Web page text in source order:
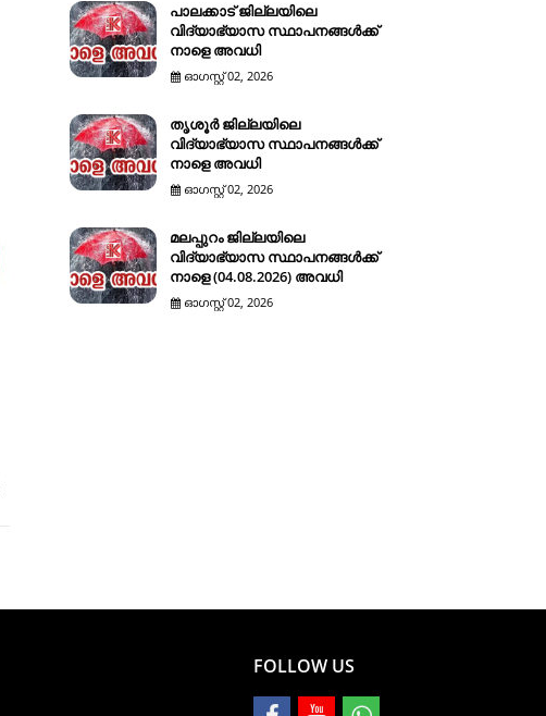
പാലക്കാട് ജില്ലയിലെ
വിദ്യാഭ്യാസ സ്ഥാപനങ്ങൾക്ക്
നാളെ അവധി
ഓഗസ്റ്റ് 02, 2026
തൃശൂർ ജില്ലയിലെ
വിദ്യാഭ്യാസ സ്ഥാപനങ്ങൾക്ക്
നാളെ അവധി
ഓഗസ്റ്റ് 02, 2026
മലപ്പുറം ജില്ലയിലെ
വിദ്യാഭ്യാസ സ്ഥാപനങ്ങൾക്ക്
നാളെ (04.08.2026) അവധി
ഓഗസ്റ്റ് 02, 2026
FOLLOW US